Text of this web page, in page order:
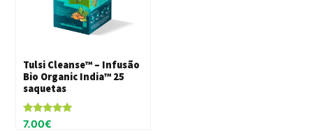
Tulsi Cleanse™ – Infusão
Bio Organic India™ 25
saquetas
Avaliação
5.00
7.00€